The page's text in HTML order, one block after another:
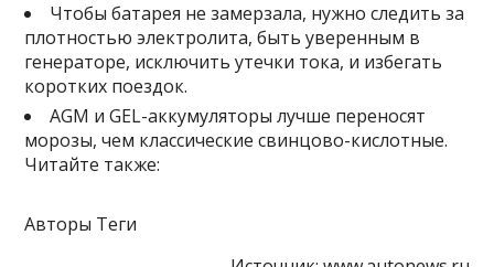
Чтобы батарея не замерзала, нужно следить за
плотностью электролита, быть уверенным в
генераторе, исключить утечки тока, и избегать
коротких поездок.
AGM и GEL-аккумуляторы лучше переносят
морозы, чем классические свинцово-кислотные.
Читайте также:
Авторы Теги